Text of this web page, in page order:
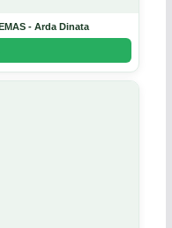
- Arda Dinata